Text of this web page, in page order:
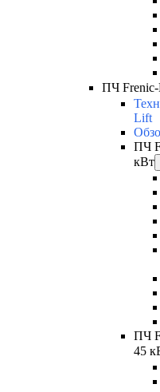
ПЧ
Lift
ПЧ
кВт
ПЧ
45